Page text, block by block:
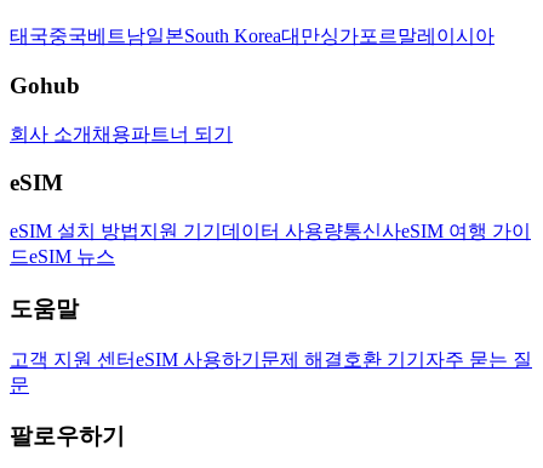
태국중국베트남일본South Korea대만싱가포르말레이시아
Gohub
회사 소개 채용파트너 되기
eSIM
eSIM 설치 방법지원 기기 데이터 사용량통신사eSIM 여행 가이
드eSIM 뉴스
도움말
고객 지원 센터eSIM 사용하기 문제 해결호환 기기 자주 묻는 질
문
팔로우하기